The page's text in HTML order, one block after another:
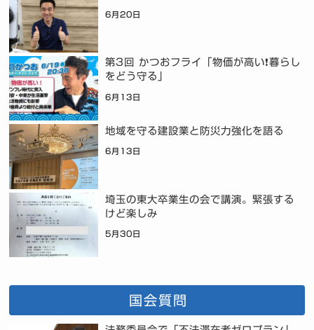
6月20日
第3回 かつおフライ「物価が高い❗暮らし
をどう守る」
6月13日
地域を守る建設業と防災力強化を語る
6月13日
埼玉の東大卒業生の会で講演。緊張する
けど楽しみ
5月30日
国会質問